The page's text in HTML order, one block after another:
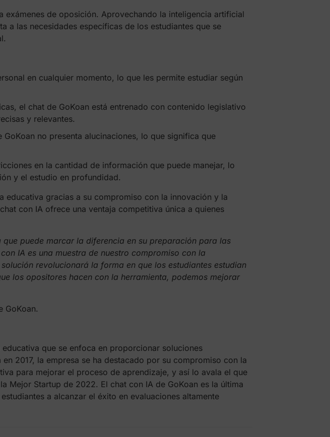
exámenes de oposición. Aprovechando la inteligencia artificial
a las necesidades específicas de los estudiantes que se
en cualquier momento, lo que les permite estudiar según
el chat de GoKoan está entrenado con contenido legislativo
y relevantes.
no presenta alucinaciones, lo que significa que
en la cantidad de información que puede manejar, lo
y el estudio en profundidad.
educativa gracias a su compromiso con la innovación y la
con IA ofrece una ventaja competitiva única a quienes
puede marcar la diferencia en su preparación para las
IA es una muestra de nuestro compromiso con la
revolucionará la forma en que los estudiantes estudian
los opositores hacen con la herramienta, podemos mejorar
GoKoan.
que se enfoca en proporcionar soluciones
2017, la empresa se ha destacado por su compromiso con la
para mejorar el proceso de aprendizaje, y así lo avala el que
Mejor Startup de 2022. El chat con IA de GoKoan es la última
a alcanzar el éxito en evaluaciones altamente